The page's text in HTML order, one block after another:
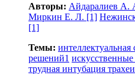
Авторы: Айдаралиев А.
Миркин Е. Л. [1]
[1]
Темы:
решений1
трудная интубация трахеи